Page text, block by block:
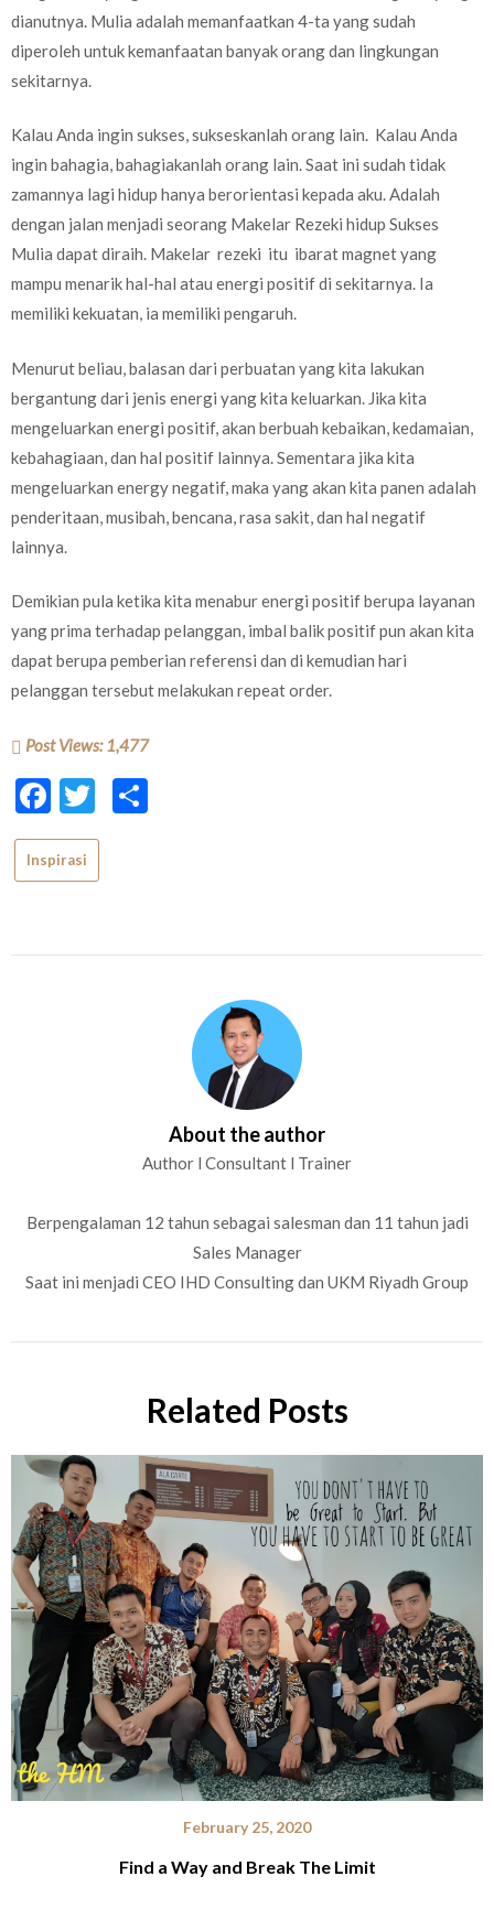
dianutnya. Mulia adalah memanfaatkan 4-ta yang sudah
diperoleh untuk kemanfaatan banyak orang dan lingkungan
sekitarnya.
Kalau Anda ingin sukses, sukseskanlah orang lain. Kalau Anda
ingin bahagia, bahagiakanlah orang lain. Saat ini sudah tidak
zamannya lagi hidup hanya berorientasi kepada aku. Adalah
dengan jalan menjadi seorang Makelar Rezeki hidup Sukses
Mulia dapat diraih. Makelar rezeki itu ibarat magnet yang
mampu menarik hal-hal atau energi positif di sekitarnya. Ia
memiliki kekuatan, ia memiliki pengaruh.
Menurut beliau, balasan dari perbuatan yang kita lakukan
bergantung dari jenis energi yang kita keluarkan. Jika kita
mengeluarkan energi positif, akan berbuah kebaikan, kedamaian,
kebahagiaan, dan hal positif lainnya. Sementara jika kita
mengeluarkan energy negatif, maka yang akan kita panen adalah
penderitaan, musibah, bencana, rasa sakit, dan hal negatif
lainnya.
Demikian pula ketika kita menabur energi positif berupa layanan
yang prima terhadap pelanggan, imbal balik positif pun akan kita
dapat berupa pemberian referensi dan di kemudian hari
pelanggan tersebut melakukan repeat order.
Post Views: 1,477
Facebook
Twitter
Inspirasi
About the author
Author l Consultant l Trainer
Berpengalaman 12 tahun sebagai salesman dan 11 tahun jadi
Sales Manager
Saat ini menjadi CEO IHD Consulting dan UKM Riyadh Group
Related Posts
February 25, 2020
Find a Way and Break The Limit